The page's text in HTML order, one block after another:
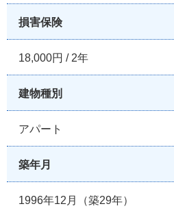
損害保険
18,000円 / 2年
建物種別
アパート
築年月
1996年12月（築29年）